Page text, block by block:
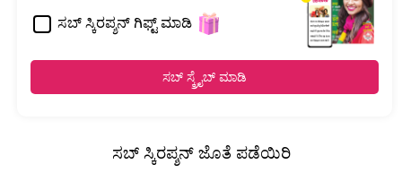
ಸಬ್ ಸ್ಕಿರಪ್ಶನ್ ಗಿಫ್ಟ್ ಮಾಡಿ
ಸಬ್ ಸ್ಕ್ರೈಬ್ ಮಾಡಿ
ಸಬ್ ಸ್ಕಿರಪ್ಶನ್ ಜೊತೆ ಪಡೆಯಿರಿ